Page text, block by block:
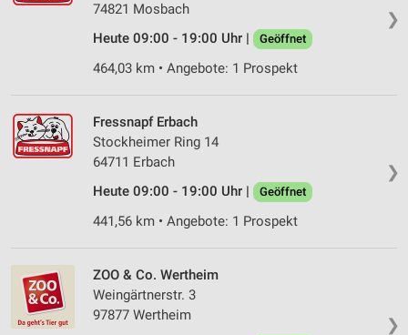
❯
74821 Mosbach
Heute 09:00 - 19:00 Uhr |
Geöffnet
464,03 km • Angebote: 1 Prospekt
❯
Fressnapf Erbach
Stockheimer Ring 14
64711 Erbach
Heute 09:00 - 19:00 Uhr |
Geöffnet
441,56 km • Angebote: 1 Prospekt
❯
ZOO & Co. Wertheim
Weingärtnerstr. 3
97877 Wertheim